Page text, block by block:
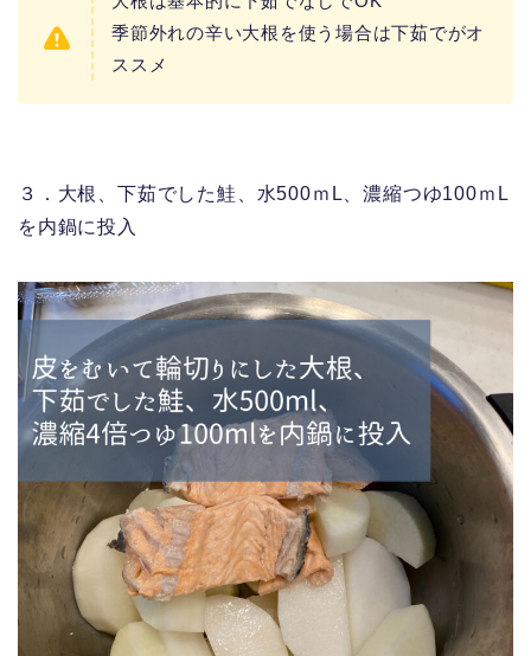
季節外れの辛い大根を使う場合は下茹でがオ
ススメ
３．大根、下茹でした鮭、水500ｍL、濃縮つゆ100ｍL
を内鍋に投入